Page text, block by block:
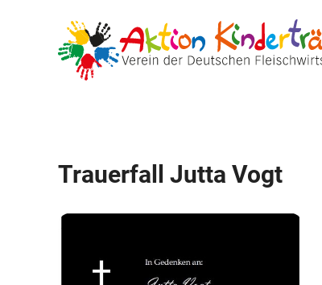
Trauerfall Jutta Vogt